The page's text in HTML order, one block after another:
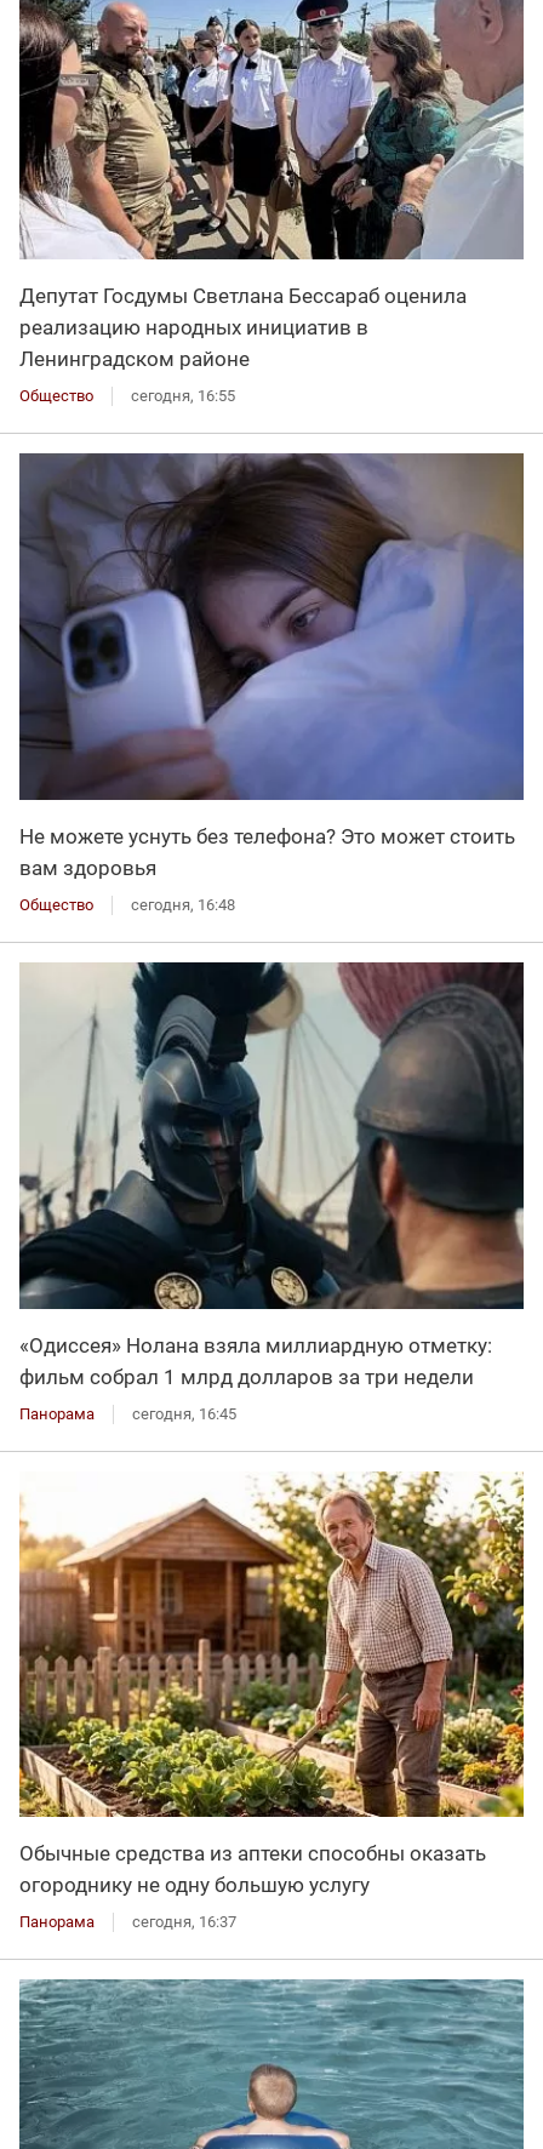
Депутат Госдумы Светлана Бессараб оценила
реализацию народных инициатив в
Ленинградском районе
Общество сегодня, 16:55
Не можете уснуть без телефона? Это может стоить
вам здоровья
Общество сегодня, 16:48
«Одиссея» Нолана взяла миллиардную отметку:
фильм собрал 1 млрд долларов за три недели
Панорама сегодня, 16:45
Обычные средства из аптеки способны оказать
огороднику не одну большую услугу
Панорама сегодня, 16:37